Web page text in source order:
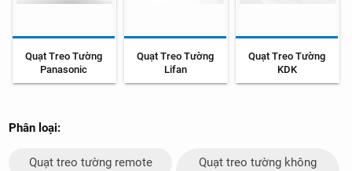
Quạt Treo Tường
Panasonic
Quạt Treo Tường
Lifan
Quạt Treo Tường
KDK
Phân loại:
Quạt treo tường remote
Quạt treo tường không